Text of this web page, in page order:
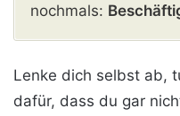
nochmals:
Lenke dich selbst ab,
dafür, dass du gar